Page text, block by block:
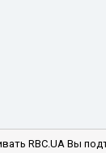
RBC.UA Вы